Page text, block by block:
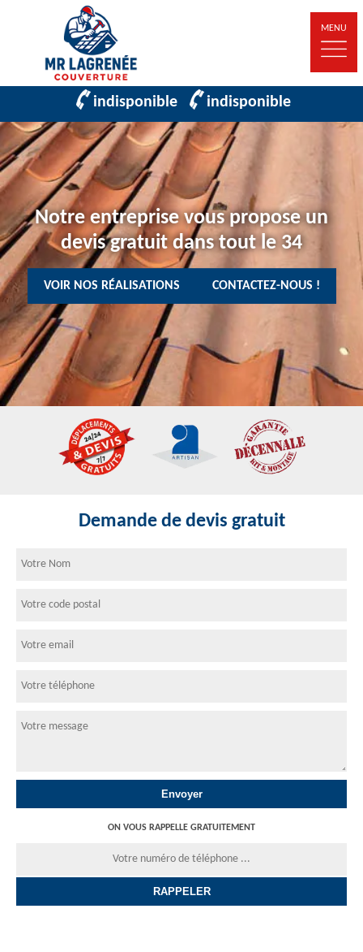
MENU
indisponible indisponible
Notre entreprise vous propose un
devis gratuit dans tout le 34
VOIR NOS RÉALISATIONS CONTACTEZ-NOUS !
Demande de devis gratuit
ON VOUS RAPPELLE GRATUITEMENT